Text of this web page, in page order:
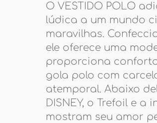
O VESTIDO POLO
lúdica a um mundo
maravilhas.
ele oferece uma
proporciona
gola polo com
atemporal. Abaixo
DISNEY, o Trefoil e
mostram seu amor